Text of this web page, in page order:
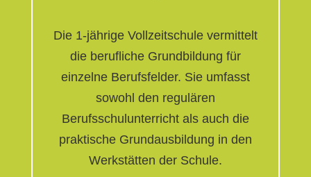
Die 1-jährige Vollzeitschule vermittelt
die berufliche Grundbildung für
einzelne Berufsfelder. Sie umfasst
sowohl den regulären
Berufsschulunterricht als auch die
praktische Grundausbildung in den
Werkstätten der Schule.